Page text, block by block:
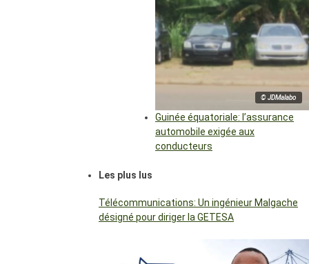
© JDMalabo
Guinée équatoriale: l’assurance
automobile exigée aux
conducteurs
Les plus lus
Télécommunications: Un ingénieur Malgache
désigné pour diriger la GETESA